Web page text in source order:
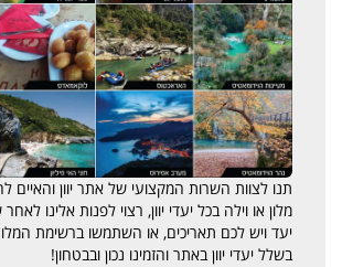
תנו לצוות השרות המקצועי של אתר יוון והאיים
מלון או וילה בכל יעדי יוון, רצוי לפנות אלינו
יעד ויש לכם תאריכים, או השתמשו ברשימת
בשלל יעדי יוון באתר והזמינו נכון ובבטחון!